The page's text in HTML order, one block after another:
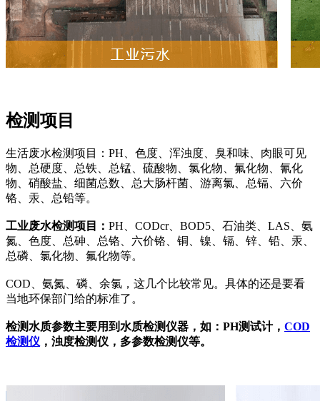
检测项目
生活废水检测项目：PH、色度、浑浊度、臭和味、肉眼可见
物、总硬度、总铁、总锰、硫酸物、氯化物、氟化物、氰化
物、硝酸盐、细菌总数、总大肠杆菌、游离氯、总镉、六价
铬、汞、总铅等。
工业废水检测项目： PH、CODcr、BOD5、石油类、LAS、氨
氮、色度、总砷、总铬、六价铬、铜、镍、镉、锌、铅、汞、
总磷、氯化物、氟化物等。
COD、氨氮、磷、余氯，这几个比较常见。具体的还是要看
当地环保部门给的标准了。
检测水质参数主要用到水质检测仪器，如：PH测试计， COD
检测仪 ，浊度检测仪，多参数检测仪等。